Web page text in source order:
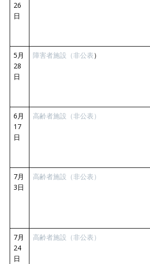
26
日
5月
28
日
障害者施設（非公表）
6月
17
日
高齢者施設（非公表）
7月
3日
高齢者施設（非公表）
7月
24
日
高齢者施設（非公表）